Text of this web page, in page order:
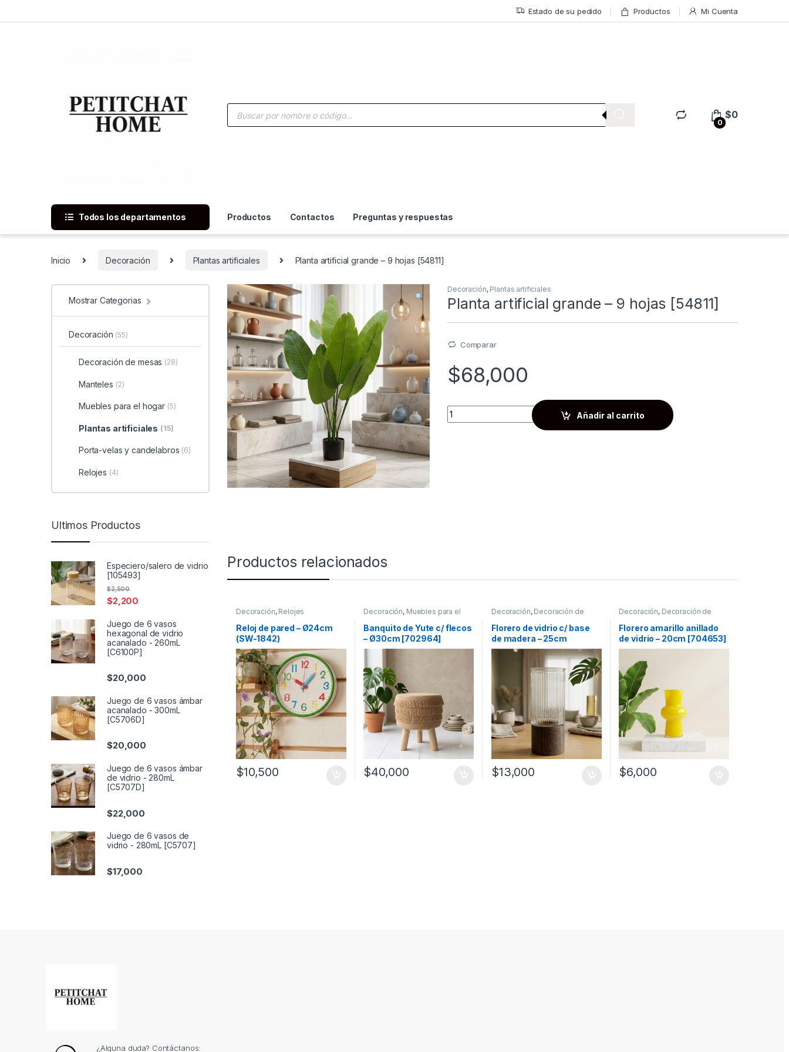
Estado de su pedido Productos Mi Cuenta
Búsqueda de productos
0
$0
Todos los departamentos Productos Contactos Preguntas y respuestas
Inicio Decoración Plantas artificiales Planta artificial grande – 9 hojas [54811]
Decoración, Plantas artificiales
Planta artificial grande – 9 hojas [54811]
Comparar
$68,000
Quantity
Añadir al carrito
Productos relacionados
Decoración, Relojes
Reloj de pared – Ø24cm
(SW-1842)
$10,500
Decoración, Muebles para el
Banquito de Yute c/ flecos
– Ø30cm [702964]
$40,000
Decoración, Decoración de
Florero de vidrio c/ base
de madera – 25cm
[201279]
$13,000
Decoración, Decoración de
Florero amarillo anillado
de vidrio – 20cm [704653]
$6,000
Mostrar Categorias
Decoración (55)
Decoración de mesas (28)
Manteles (2)
Muebles para el hogar (5)
Plantas artificiales (15)
Porta-velas y candelabros (6)
Relojes (4)
Ultimos Productos
Especiero/salero de vidrio
[105493]
$2,200
$2,500
Juego de 6 vasos
hexagonal de vidrio
acanalado - 260mL
[C6100P]
$20,000
Juego de 6 vasos ámbar
acanalado - 300mL
[C5706D]
$20,000
Juego de 6 vasos ámbar
de vidrio - 280mL
[C5707D]
$22,000
Juego de 6 vasos de
vidrio - 280mL [C5707]
$17,000
¿Alguna duda? Contáctanos: